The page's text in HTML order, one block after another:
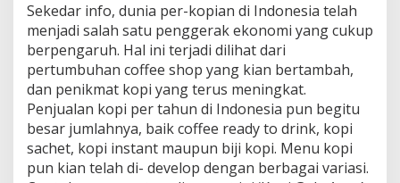
Sekedar info, dunia per-kopian di Indonesia telah
menjadi salah satu penggerak ekonomi yang cukup
berpengaruh. Hal ini terjadi dilihat dari
pertumbuhan coffee shop yang kian bertambah,
dan penikmat kopi yang terus meningkat.
Penjualan kopi per tahun di Indonesia pun begitu
besar jumlahnya, baik coffee ready to drink, kopi
sachet, kopi instant maupun biji kopi. Menu kopi
pun kian telah di- develop dengan berbagai variasi.